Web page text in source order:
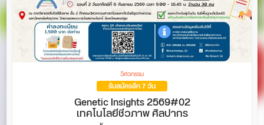
วิศวกรรม
รับสมัครอีก 7 วัน
Genetic Insights 2569#02
เทคโนโลยีชีวภาพ ศิลปากร